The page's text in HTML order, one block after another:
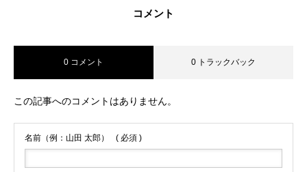
コメント
0 コメント 0 トラックバック
この記事へのコメントはありません。
名前（例：山田 太郎） ( 必須 )